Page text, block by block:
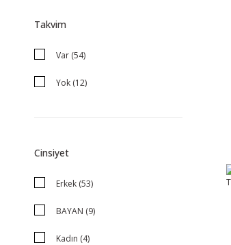
Takvim
Var (54)
Yok (12)
Cinsiyet
Erkek (53)
BAYAN (9)
Kadın (4)